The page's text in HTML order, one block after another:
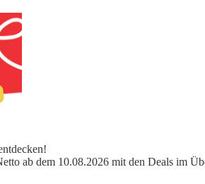
ab dem 10.08.2026 mit den Deals im